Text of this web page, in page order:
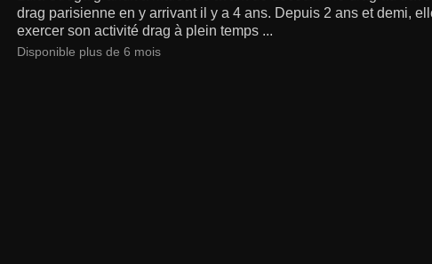
drag parisienne en y arrivant il y a 4 ans. Depuis 2 ans et demi,
exercer son activité drag à plein temps ...
Disponible plus de 6 mois